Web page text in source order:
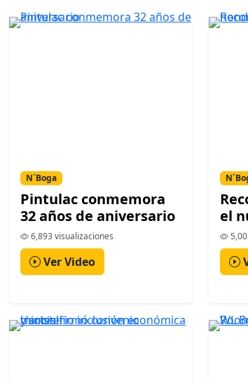
N´Boga
Pintulac conmemora
32 años de aniversario
6,893 visualizaciones
Ver Video
el